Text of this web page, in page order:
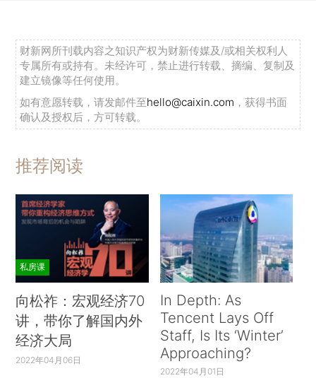
财新网所刊载内容之知识产权为财新传媒及/或相关权利人
专属所有或持有。未经许可，禁止进行转载、摘编、复制及
建立镜像等任何使用。
如有意愿转载，请发邮件至hello@caixin.com ，获得书面
确认及授权后，方可转载。
推荐阅读
私房课
向松祚：宏观经济70
讲，带你了解国内外
经济大局
2022年04月06日
In Depth: As
Tencent Lays Off
Staff, Is Its ‘Winter’
Approaching?
2022年04月01日